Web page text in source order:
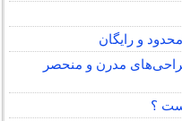
مدرن و منحصر
؟